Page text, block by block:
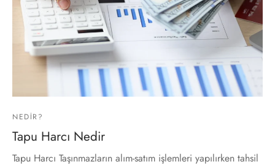
NEDIR?
Tapu Harcı Nedir
Tapu Harcı Taşınmazların alım-satım işlemleri yapılırken tahsil